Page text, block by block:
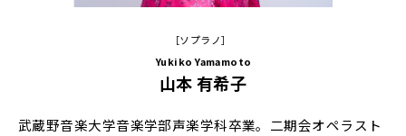
［ソプラノ］
Yukiko Yamamoto
山本 有希子
武蔵野音楽大学音楽学部声楽学科卒業。二期会オペラスト